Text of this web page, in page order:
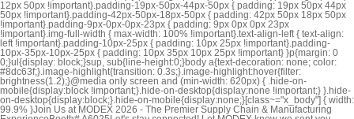
12px 50px !important}.padding-19px-50px-44px-50px { padding: 19px 50px 44px
50px !important}.padding-42px-50px-18px-50px { padding: 42px 50px 18px 50px
!important}.padding-9px-0px-0px-23px { padding: 9px 0px 0px 23px
!important}.img-full-width { max-width: 100% !important}.text-align-left { text-align:
left !important}.padding-10px-25px { padding: 10px 25px !important}.padding-
10px-35px-10px-25px { padding: 10px 35px 10px 25px !important} }p{margin: 0
0;}ul{display: block;}sup, sub{line-height:0;}body a{text-decoration: none; color:
#8dc63f;}.image-highlight{transition: 0.3s;}.image-highlight:hover{filter:
brightness(1.2);}@media only screen and (min-width: 620px) { .hide-on-
mobile{display:block !important;}.hide-on-desktop{display:none !important;} }.hide-
on-desktop{display:block;}.hide-on-mobile{display:none;}[class~="x_body"] { width:
99.9% }Join Us at MODEX 2026 - The Premier Supply Chain & Manufacturing